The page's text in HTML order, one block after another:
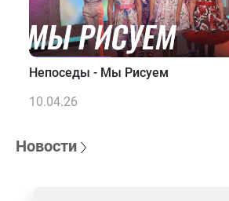
Непоседы - Мы Рисуем
10.04.26
Новости